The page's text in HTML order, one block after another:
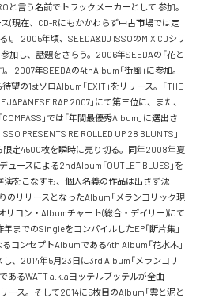
と言う名前でトラックメーカーとして 参加。
(現在、CD-Rにもかかわらず中古市場では定
)。 2005年頃、SEEDA&DJ ISSOのMIX CDシリ
参加し、話題をさらう。2006年SEEDAの「花と
2007年SEEDAの4thAlbum「街風」に参加。
望の1stソロAlbum「EXIT」をリリース。「THE
JAPANESE RAP 2007」にて第三位に、また、
」では「年間最優秀Album」に選出さ
PRESENTS RE ROLLED UP 28 BLUNTS」
限定4500枚を瞬時に売り切る。同年2008年夏
ュースによる2ndAlbum「OUTLET BLUES」を
演をこなすも、個人名義の作品は出さず沈
のリリースとなったAlbum「メランコリック現
リコン・Albumチャート(総合・デイリー)にて
までのSingleをコンパイルしたEP「断片集」
コンセプトAlbumである4th Album「花水木」
し、2014年5月23日に3rd Album「メランコリ
あるWATT a.k.aヨッテルブッテルが全曲
ース。そして2014に5枚目のAlbum「雲と泥と